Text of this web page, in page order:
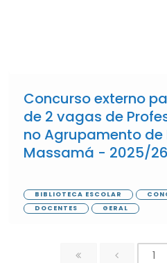
Concurso externo
de 2 vagas de
no Agrupamento de
Massamá - 2025/26
BIBLIOTECA ESCOLAR
DOCENTES
GERAL
1